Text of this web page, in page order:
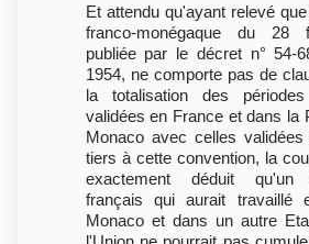
Et attendu qu'ayant relevé
franco-monégaque du 28
publiée par le décret n° 54-
1954, ne comporte pas de
la totalisation des
validées en France et dans la
Monaco avec celles
tiers à cette convention, la
exactement déduit qu'un
français qui aurait travaillé
Monaco et dans un autre